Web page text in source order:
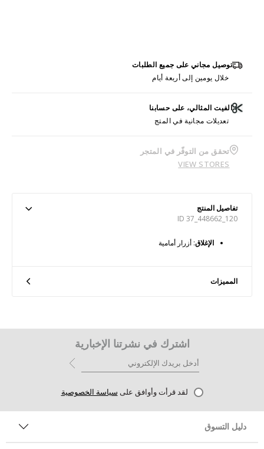
توصيل مجاني على جميع الطلبات
خلال يومين إلى أربعة أيام
الفيت المثالي، على حسابنا
تعديلات مجانية في المتج
تحقق من التوفّر في المتجر
VIEW STORES
تفاصيل المنتج
ID 37_448662_120
الإغلاق: أزرار أمامية
المميزات
اشترك في نشرتنا الإخبارية
لقد قرأت وأوافق على سياسة الخصوصية
دليل التسوق